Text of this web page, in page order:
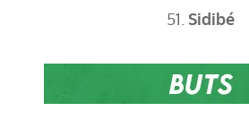
51. Sidibé